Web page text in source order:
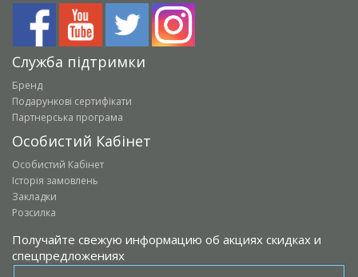
Служба підтримки
Бренд
Подарункові сертифікати
Партнерська програма
Особистий Кабінет
Особистий Кабінет
Історія замовлень
Закладки
Розсилка
Получайте свежую информацию об акциях скидках и
спецпредложениях